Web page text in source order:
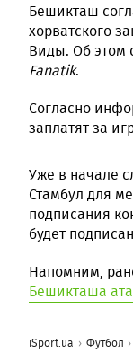
Бешикташ
хорватского
Виды. Об этом
Fanatik.
Согласно
заплатят за
Уже в начале
Стамбул для
подписания
будет
Напомним,
Бешикташа
iSport.ua Футбол